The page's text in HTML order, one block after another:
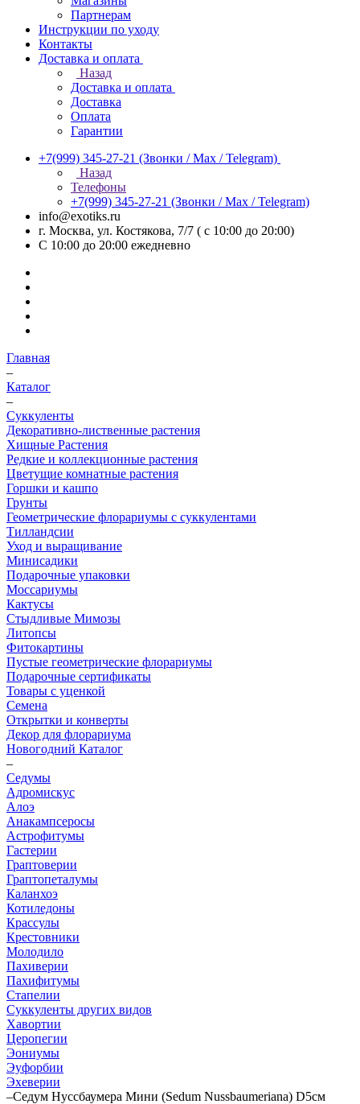
Партнерам
Инструкции по уходу
Контакты
Доставка и оплата
Назад
Доставка и оплата
Доставка
Оплата
Гарантии
+7(999) 345-27-21 (Звонки / Max / Telegram)
Назад
Телефоны
+7(999) 345-27-21 (Звонки / Max / Telegram)
info@exotiks.ru
г. Москва, ул. Костякова, 7/7 ( с 10:00 до 20:00)
С 10:00 до 20:00 ежедневно
Главная
–
Каталог
–
Суккуленты
Декоративно-лиственные растения
Хищные Растения
Редкие и коллекционные растения
Цветущие комнатные растения
Горшки и кашпо
Грунты
Геометрические флорариумы с суккулентами
Тилландсии
Уход и выращивание
Минисадики
Подарочные упаковки
Моссариумы
Кактусы
Стыдливые Мимозы
Литопсы
Фитокартины
Пустые геометрические флорариумы
Подарочные сертификаты
Товары с уценкой
Семена
Открытки и конверты
Декор для флорариума
Новогодний Каталог
–
Седумы
Адромискус
Алоэ
Анакампсеросы
Астрофитумы
Гастерии
Граптоверии
Граптопеталумы
Каланхоэ
Котиледоны
Крассулы
Крестовники
Молодило
Пахиверии
Пахифитумы
Стапелии
Суккуленты других видов
Хавортии
Церопегии
Эониумы
Эуфорбии
Эхеверии
–Седум Нуссбаумера Мини (Sedum Nussbaumeriana) D5см